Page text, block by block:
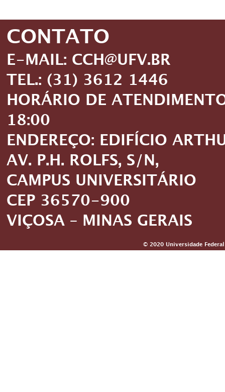
CONTATO
E-MAIL: CCH@UFV.BR
TEL.: (31) 3612 1446
HORÁRIO DE
18:00
ENDEREÇO: EDIFÍCIO
AV. P.H. ROLFS, S/N,
CAMPUS UNIVERSITÁRIO
CEP 36570-900
VIÇOSA – MINAS GERAIS
© 2020 Universidade